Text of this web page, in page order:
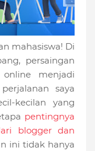
mahasiswa! Di
persaingan
menjadi
saya
kecilan yang
pentingnya
blogger dan
ini tidak hanya